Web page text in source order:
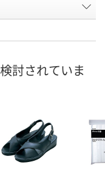
2585381
カ
討されていま